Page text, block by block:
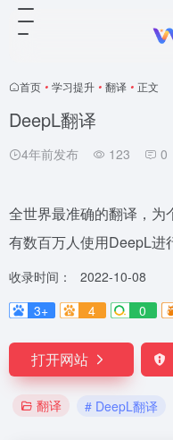
首页 • 学习提升 • 翻译 • 正文
DeepL翻译
4年前发布 123 0
全世界最准确的翻译，为
有数百万人使用DeepL进
收录时间：
2022-10-08
3+
4 0
打开网站
翻译 # DeepL翻译